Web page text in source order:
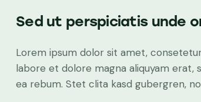
Sed ut perspiciatis unde
Lorem ipsum dolor sit amet,
labore et dolore magna aliquyam erat,
ea rebum. Stet clita kasd gubergren,